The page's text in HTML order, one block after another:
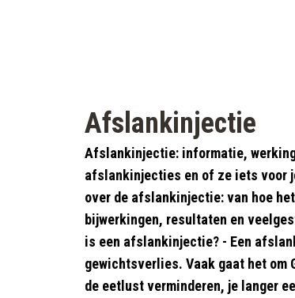
Afslankinjectie
Afslankinjectie: informatie,
afslankinjecties en of ze iets voor
over de afslankinjectie: van hoe
bijwerkingen, resultaten en
is een afslankinjectie? - Een
gewichtsverlies. Vaak gaat het
de eetlust verminderen, je langer